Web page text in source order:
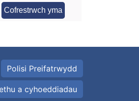
Cofrestrwch yma
Polisi Preifatrwydd
a cyhoeddiadau